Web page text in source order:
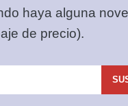
haya alguna
de precio).